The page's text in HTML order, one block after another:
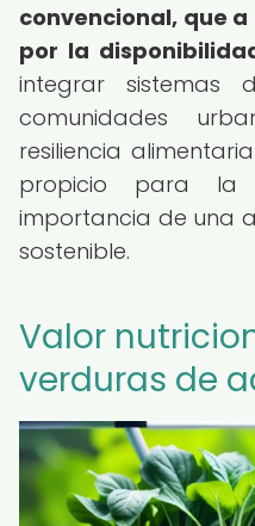
convencional, que
por la
integrar sistemas
comunidades
resiliencia
propicio para la
importancia de una
sostenible.
Valor
verduras de